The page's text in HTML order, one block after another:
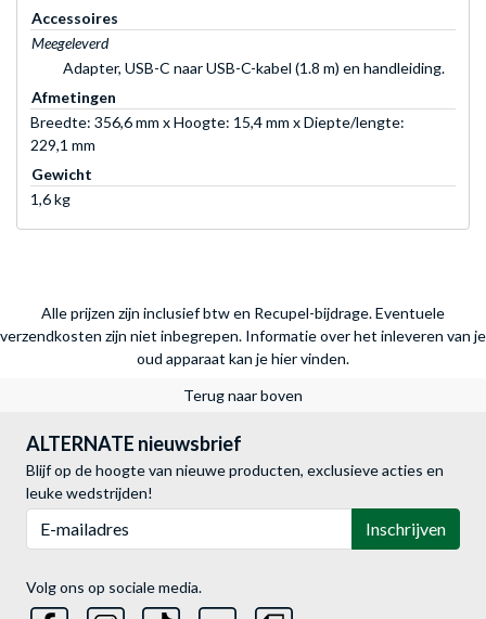
Accessoires
Meegeleverd
Adapter, USB-C naar USB-C-kabel (1.8 m) en handleiding.
Afmetingen
Breedte: 356,6 mm x Hoogte: 15,4 mm x Diepte/lengte:
229,1 mm
Gewicht
1,6 kg
Alle prijzen zijn inclusief btw en Recupel-bijdrage. Eventuele
verzendkosten zijn niet inbegrepen. Informatie over het inleveren van je
oud apparaat kan je hier vinden.
Terug naar boven
ALTERNATE nieuwsbrief
Blijf op de hoogte van nieuwe producten, exclusieve acties en
leuke wedstrijden!
Inschrijven
Volg ons op sociale media.